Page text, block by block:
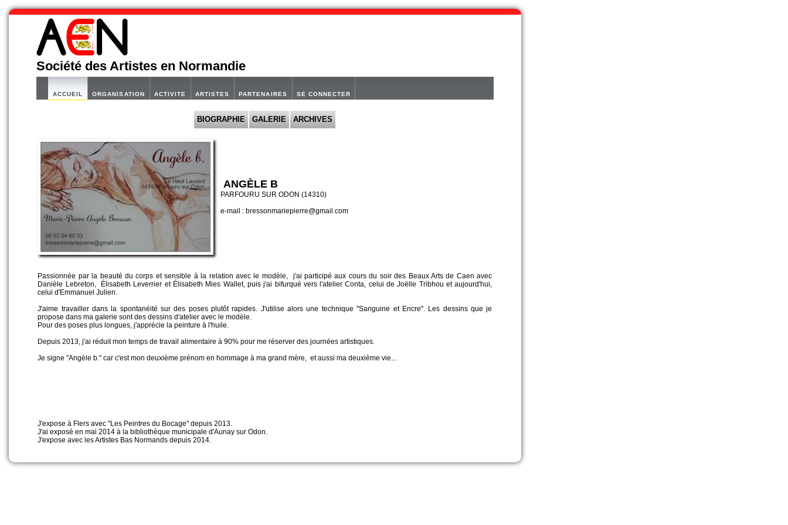
Société des Artistes en Normandie
ACCUEIL ORGANISATION ACTIVITE ARTISTES PARTENAIRES SE CONNECTER
BIOGRAPHIE GALERIE ARCHIVES
ANGÈLE B
PARFOURU SUR ODON (14310)
e-mail : bressonmariepierre@gmail.com
Passionnée par la beauté du corps et sensible à la relation avec le modèle, j'ai participé aux cours du soir des Beaux Arts de Caen avec
Danièle Lebreton, Élisabeth Leverrier et Élisabeth Mies Wallet, puis j'ai bifurqué vers l'atelier Conta, celui de Joëlle Tribhou et aujourd'hui,
celui d'Emmanuel Julien.
J'aime travailler dans la spontanéité sur des poses plutôt rapides. J'utilise alors une technique "Sanguine et Encre". Les dessins que je
propose dans ma galerie sont des dessins d'atelier avec le modèle.
Pour des poses plus longues, j'apprécie la peinture à l'huile.
Depuis 2013, j'ai réduit mon temps de travail alimentaire à 90% pour me réserver des journées artistiques.
Je signe "Angèle b." car c'est mon deuxième prénom en hommage à ma grand mère, et aussi ma deuxième vie...
J'expose à Flers avec "Les Peintres du Bocage" depuis 2013.
J'ai exposé en mai 2014 à la bibliothèque municipale d'Aunay sur Odon.
J'expose avec les Artistes Bas Normands depuis 2014.